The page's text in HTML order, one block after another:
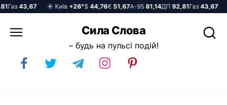
43,67 ☀️ Київ+26°$44,76€51,67А-9581,14ДП92,81Газ43,67
до
Сила Слова
– будь на пульсі подій!